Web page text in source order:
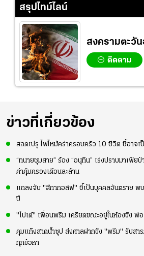
สรุปไทม์ไลน์
สงครามตะวั
ติดตาม
ข่าวที่เกี่ยวข้อง
สลดเปรู ไฟไหม้คร่าครอบครัว 10 ชีวิต ชี้อาจเ
“ทนายชุมสาย” ร้อง “อนุทิน” เร่งปราบมาเฟีย
ค่าคุ้มครองเดือนละล้าน
แถลงจับ "สีกากอล์ฟ" ชี้เป็นบุคคลอันตราย พ
ปี
"โปเต้" เพื่อนพรีม เครียดขณะอยู่ในห้องขัง พ่
คุมแก๊งสาดน้ำซุป ส่งศาลฝากขัง "พรีม" รับสา
ทุกข้อหา